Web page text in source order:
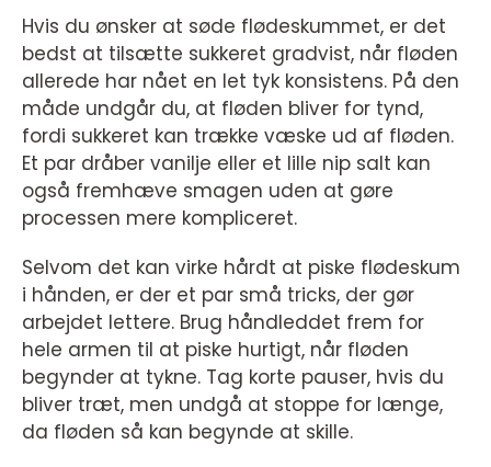
Hvis du ønsker at søde flødeskummet, er det
bedst at tilsætte sukkeret gradvist, når fløden
allerede har nået en let tyk konsistens. På den
måde undgår du, at fløden bliver for tynd,
fordi sukkeret kan trække væske ud af fløden.
Et par dråber vanilje eller et lille nip salt kan
også fremhæve smagen uden at gøre
processen mere kompliceret.
Selvom det kan virke hårdt at piske flødeskum
i hånden, er der et par små tricks, der gør
arbejdet lettere. Brug håndleddet frem for
hele armen til at piske hurtigt, når fløden
begynder at tykne. Tag korte pauser, hvis du
bliver træt, men undgå at stoppe for længe,
da fløden så kan begynde at skille.